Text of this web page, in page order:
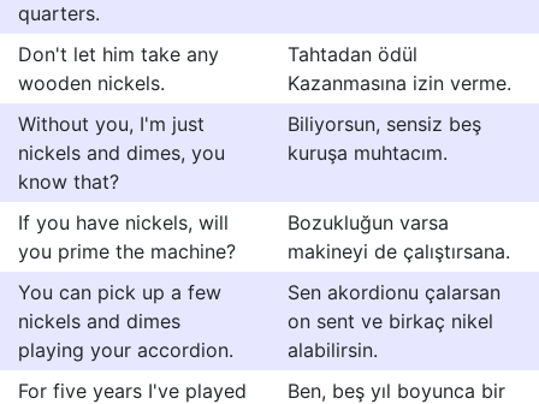
quarters.
Don't let him take any
wooden nickels.
Tahtadan ödül
Kazanmasına izin verme.
Without you, I'm just
nickels and dimes, you
know that?
Biliyorsun, sensiz beş
kuruşa muhtacım.
If you have nickels, will
you prime the machine?
Bozukluğun varsa
makineyi de çalıştırsana.
You can pick up a few
nickels and dimes
playing your accordion.
Sen akordionu çalarsan
on sent ve birkaç nikel
alabilirsin.
For five years I've played
Ben, beş yıl boyunca bir